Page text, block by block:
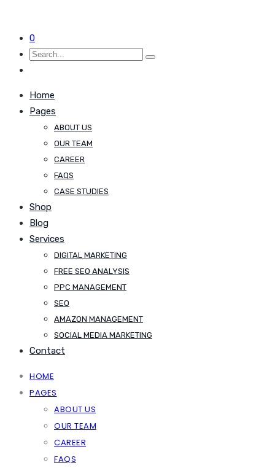
0
Home
Pages
ABOUT US
OUR TEAM
CAREER
FAQS
CASE STUDIES
Shop
Blog
Services
DIGITAL MARKETING
FREE SEO ANALYSIS
PPC MANAGEMENT
SEO
AMAZON MANAGEMENT
SOCIAL MEDIA MARKETING
Contact
HOME
PAGES
ABOUT US
OUR TEAM
CAREER
FAQS